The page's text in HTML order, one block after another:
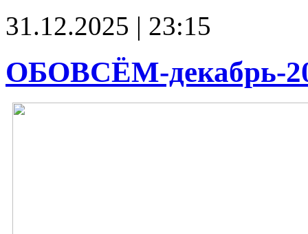
31.12.2025 | 23:15
ОБОВСЁМ-декабрь-